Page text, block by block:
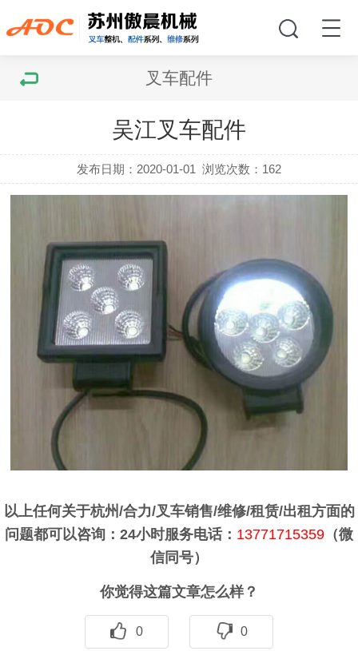
叉车配件
吴江叉车配件
发布日期：2020-01-01 浏览次数： 162
以上任何关于杭州/合力/叉车销售/维修/租赁/出租方面的
问题都可以咨询：24小时服务电话： 13771715359 （微
信同号）
你觉得这篇文章怎么样？
0 0